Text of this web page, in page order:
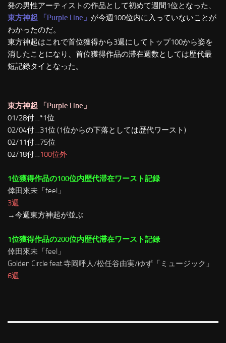
発の男性アーティストの作品として初めて週間1位となった、
東方神起 「Purple Line」 が今週100位内に入っていないことが
わかったのだ。
東方神起はこれで首位獲得から3週にしてトップ100から姿を
消したことになり、首位獲得作品の滞在週数としては歴代最
短記録タイとなった。
東方神起 「Purple Line」
01/28付…*1位
02/04付…31位 (1位からの下落としては歴代ワースト)
02/11付…75位
02/18付…100位外
1位獲得作品の100位内歴代滞在ワースト記録
倖田來未「feel」
3週
→今週東方神起が並ぶ
1位獲得作品の200位内歴代滞在ワースト記録
倖田來未「feel」
Golden Circle feat.寺岡呼人/松任谷由実/ゆず「ミュージック」
6週